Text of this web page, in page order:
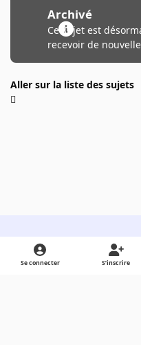
Archivé
Ce sujet est
recevoir de
Aller sur la liste des sujets
Light ModeDark ModeSystem Preference
Se connecter S’inscrire